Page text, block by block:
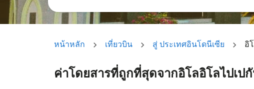
หน้าหลัก เที่ยวบิน สู่ ประเทศอินโดนีเซีย อิ
ค่าโดยสารที่ถูกที่สุดจากอิโลอิโลไปเป
ลองอัปเดตเส้นทางของคุณ (ต้นทางและ/หรือปลายทาง) ห